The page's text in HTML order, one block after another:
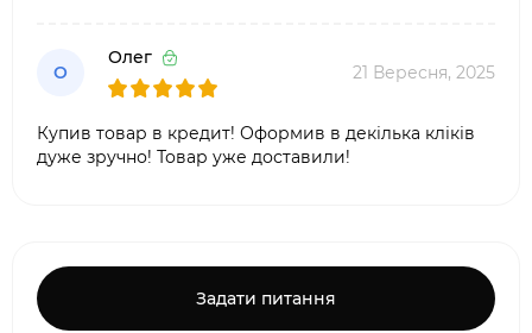
О
Олег
21 Вересня, 2025
Купив товар в кредит! Оформив в декілька кліків
дуже зручно! Товар уже доставили!
Задати питання